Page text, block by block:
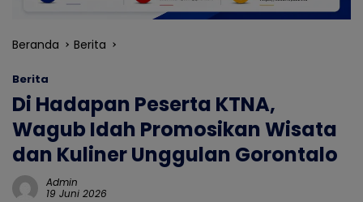
Beranda Berita
Berita
Di Hadapan Peserta KTNA,
Wagub Idah Promosikan Wisata
dan Kuliner Unggulan Gorontalo
Admin
19 Juni 2026